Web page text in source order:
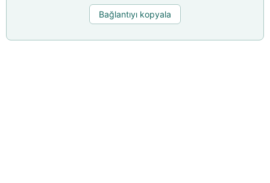
Bağlantıyı kopyala